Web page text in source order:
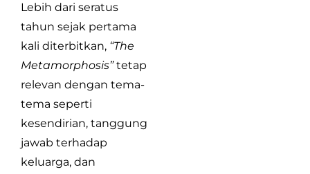
Lebih dari seratus
tahun sejak pertama
kali diterbitkan, “The
Metamorphosis”tetap
relevan dengan tema-
tema seperti
kesendirian, tanggung
jawab terhadap
keluarga, dan